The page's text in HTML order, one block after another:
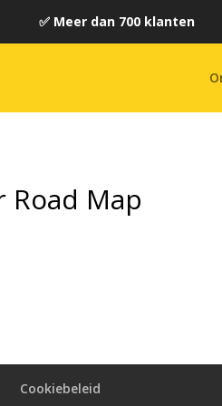
✅ Meer dan 700 klanten
Road Map
Cookiebeleid